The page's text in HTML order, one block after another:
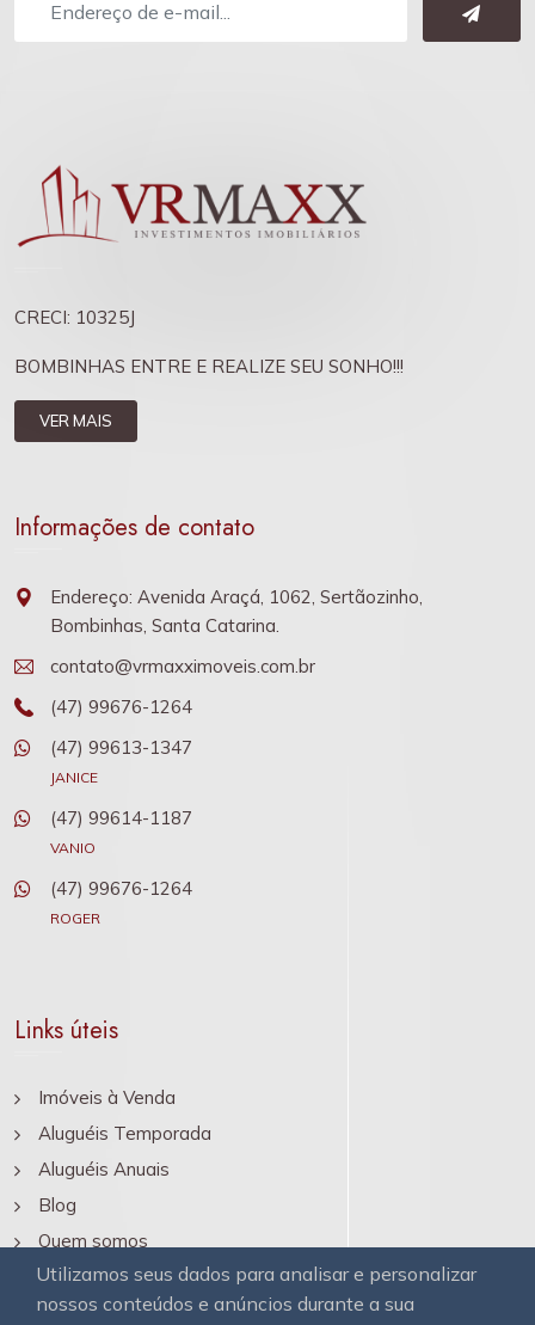
Utilizamos seus dados para analisar e personalizar
nossos conteúdos e anúncios durante a sua
CRECI: 10325J
BOMBINHAS ENTRE E REALIZE SEU SONHO!!!
VER MAIS
Informações de contato
Endereço: Avenida Araçá, 1062, Sertãozinho,
Bombinhas, Santa Catarina.
contato@vrmaxximoveis.com.br
(47) 99676-1264
(47) 99613-1347
JANICE
(47) 99614-1187
VANIO
(47) 99676-1264
ROGER
Links úteis
Imóveis à Venda
Aluguéis Temporada
Aluguéis Anuais
Blog
Quem somos
Contato